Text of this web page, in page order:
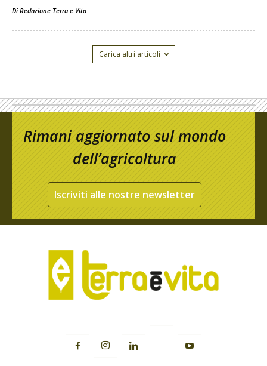
Di Redazione Terra e Vita
Carica altri articoli
Rimani aggiornato sul mondo
dell’agricoltura
Iscriviti alle nostre newsletter